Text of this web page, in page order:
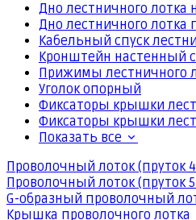
Дно лестничного лотка
Дно лестничного лотка
Кабельный спуск
Кронштейн настенный
Прижимы лестничного
Уголок опорный
Фиксаторы крышки
Фиксаторы крышки
Показать все
Проволочный лоток (пруток
Проволочный лоток (пруток
G-образный проволочный
Крышка проволочного лотка